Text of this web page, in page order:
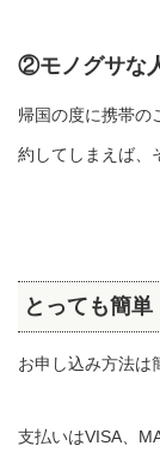
②モノグサな
帰国の度に携帯
約してしまえば、
とっても簡
お申し込み方法は
支払いはVISA、